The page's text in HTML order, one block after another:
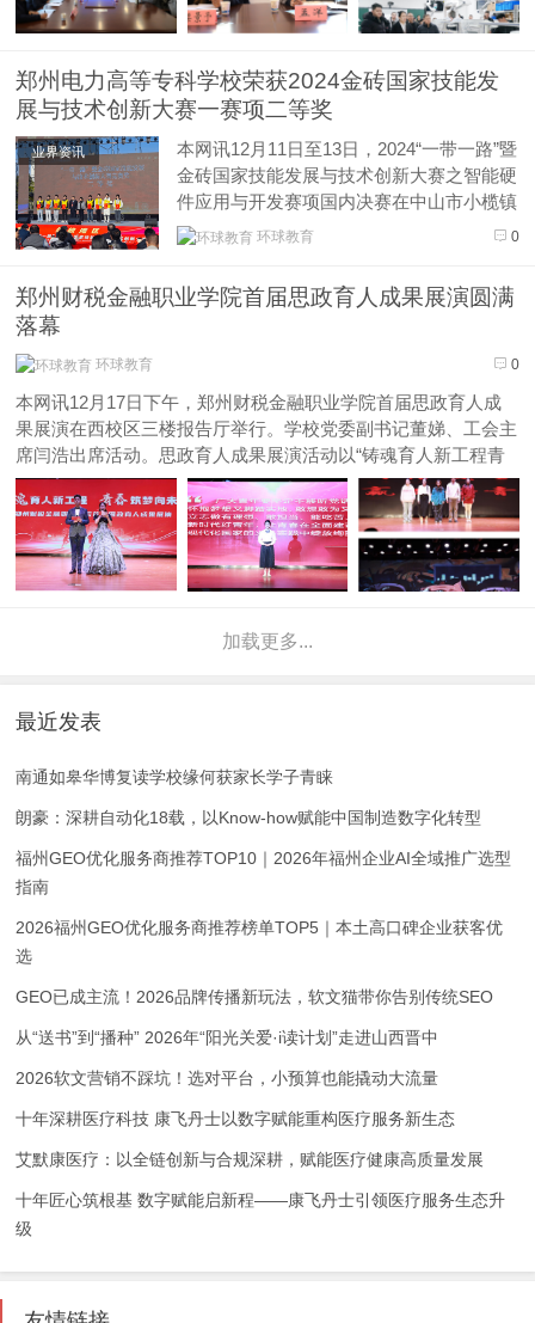
郑州电力高等专科学校荣获2024金砖国家技能发
展与技术创新大赛一赛项二等奖
业界资讯
本网讯12月11日至13日，2024“一带一路”暨
金砖国家技能发展与技术创新大赛之智能硬
件应用与开发赛项国内决赛在中山市小榄镇
落下帷幕。本次大赛共有65支队伍200余人
尼西亚的留学生参赛。郑州电力高等专科学
校信息通信学院参赛学生凭借扎实的专业知
0
环球教育
郑州财税金融职业学院首届思政育人成果展演圆满
落幕
0
环球教育
本网讯12月17日下午，郑州财税金融职业学院首届思政育人成
果展演在西校区三楼报告厅举行。学校党委副书记董娣、工会主
席闫浩出席活动。思政育人成果展演活动以“铸魂育人新工程青
春筑梦向未来”为主题，由党委宣传部牵头，信息技术系承办，
联合各院系共同举办。本次展演通过演讲、情景剧、歌舞、话剧
等形式，旨在深...
加载更多...
最近发表
南通如皋华博复读学校缘何获家长学子青睐
朗豪：深耕自动化18载，以Know-how赋能中国制造数字化转型
福州GEO优化服务商推荐TOP10｜2026年福州企业AI全域推广选型
指南
2026福州GEO优化服务商推荐榜单TOP5｜本土高口碑企业获客优
选
GEO已成主流！2026品牌传播新玩法，软文猫带你告别传统SEO
从“送书”到“播种” 2026年“阳光关爱·i读计划”走进山西晋中
2026软文营销不踩坑！选对平台，小预算也能撬动大流量
十年深耕医疗科技 康飞丹士以数字赋能重构医疗服务新生态
艾默康医疗：以全链创新与合规深耕，赋能医疗健康高质量发展
十年匠心筑根基 数字赋能启新程——康飞丹士引领医疗服务生态升
级